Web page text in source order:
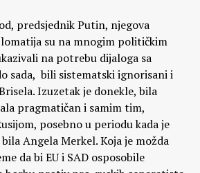
predsjednik Putin, njegova
su na mnogim političkim
na potrebu dijaloga sa
sada, bili sistematski ignorisani i
Izuzetak je donekle, bila
pragmatičan i samim tim,
posebno u periodu kada je
Angela Merkel. Koja je možda
da bi EU i SAD osposobile